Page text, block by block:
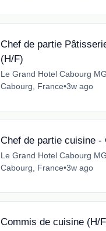
Chef de partie
(H/F)
Le Grand Hotel Cabourg
Cabourg, France•3w ago
Chef de partie cuisine -
Le Grand Hotel Cabourg
Cabourg, France•3w ago
Commis de cuisine (H/